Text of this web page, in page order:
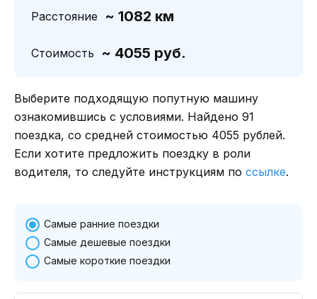
Расстояние ~ 1082 км
Стоимость ~ 4055 руб.
Выберите подходящую попутную машину
ознакомившись с условиями. Найдено 91
поездка, со средней стоимостью 4055 рублей.
Если хотите предложить поездку в роли
водителя, то следуйте инструкциям по ссылке.
Самые ранние поездки
Самые дешевые поездки
Самые короткие поездки